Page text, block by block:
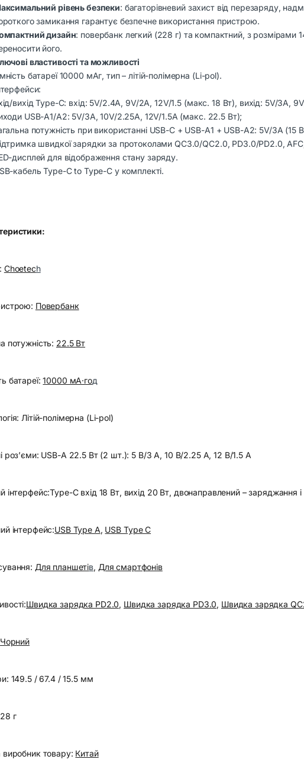
рівень безпеки: багаторівневий захист від перезаряду,
замикання гарантує безпечне використання пристрою.
дизайн: повербанк легкий (228 г) та компактний, з
його.
властивості та можливості
батареї 10000 мАг, тип – літій-полімерна (Li-pol).
вихід Type-C: вхід: 5V/2.4A, 9V/2A, 12V/1.5 (макс. 18 Вт), вихід: 5V/3A,
USB-A1/A2: 5V/3A, 10V/2.25A, 12V/1.5A (макс. 22.5 Вт);
потужність при використанні USB-C + USB-A1 + USB-A2: 5V/3A (15
швидкої зарядки за протоколами QC3.0/QC2.0, PD3.0/PD2.0,
дисплей для відображення стану заряду.
кабель Type-C to Type-C у комплекті.
Choetech
Повербанк
потужність: 22.5 Вт
батареї:10000 мА·год
Літій-полімерна (Li-pol)
роз’єми: USB-A 22.5 Вт (2 шт.): 5 В/3 А, 10 В/2.25 А, 12 В/1.5 А
інтерфейс:Type-C вхід 18 Вт, вихід 20 Вт, двонаправлений – заряджання
інтерфейс:USB Type A, USB Type C
Для планшетів, Для смартфонів
Швидка зарядка PD2.0, Швидка зарядка PD3.0, Швидка зарядка
Чорний
149.5 / 67.4 / 15.5 мм
г
виробник товару: Китай